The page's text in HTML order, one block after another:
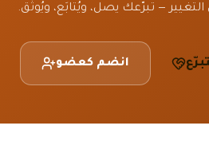
— تبرّعك يصل، ويُتابَع، ويُوثَّق.
انضم كعضو